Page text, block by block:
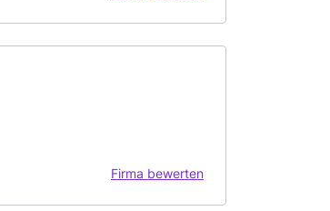
Firma bewerten